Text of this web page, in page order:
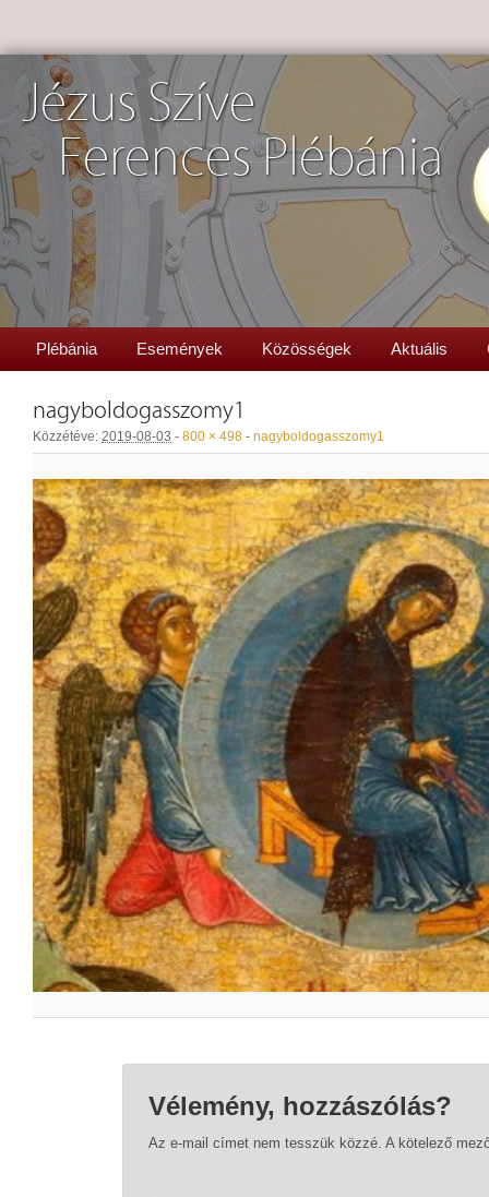
Jézus Szíve
Ferences Plébánia
Plébánia Események Közösségek Aktuális
nagyboldogasszomy1
Közzétéve: 2019-08-03 - 800 × 498 - nagyboldogasszomy1
Vélemény, hozzászólás?
Az e-mail címet nem tesszük közzé. A kötelező